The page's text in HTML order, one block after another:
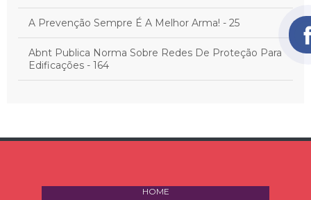
A Prevenção Sempre É A Melhor Arma! - 25
Abnt Publica Norma Sobre Redes De Proteção Para
Edificações - 164
Do Trabalhador - 30
Acidentes De Trabalho Matam 38 Pessoas Por Mês
HOME